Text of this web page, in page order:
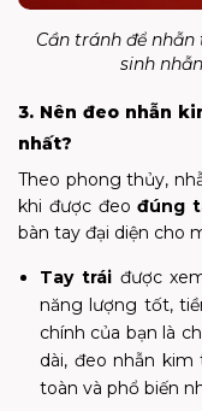
Cần tránh để
sinh
3. Nên đeo nhẫn
nhất?
Theo phong thủy,
khi được đeođúng
bàn tay đại diện cho
Tay trái được
năng lượng tốt,
chính của bạn là
dài, đeo nhẫn
toàn và phổ biến